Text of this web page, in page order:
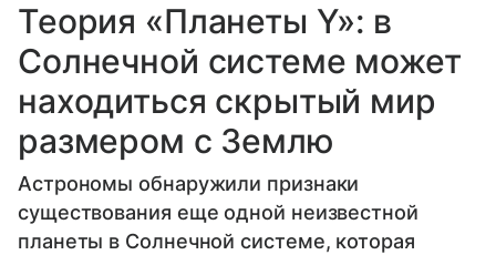
Теория «Планеты Y»: в
Солнечной системе может
находиться скрытый мир
размером с Землю
Астрономы обнаружили признаки
существования еще одной неизвестной
планеты в Солнечной системе, которая